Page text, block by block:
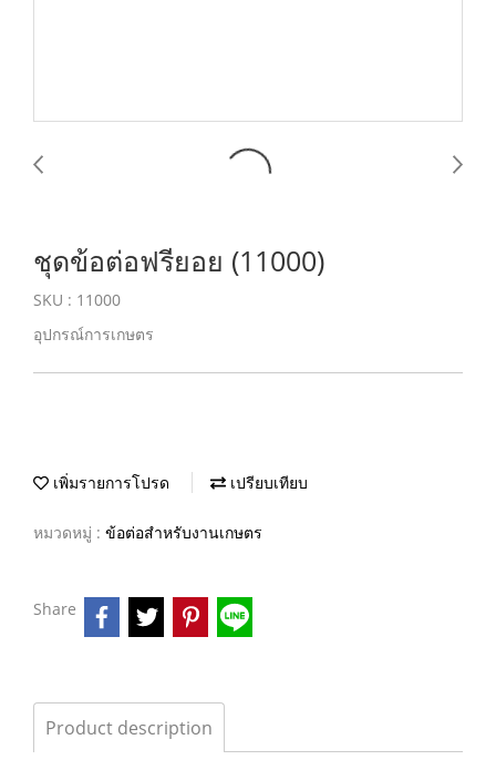
ชุดข้อต่อฟรียอย (11000)
SKU : 11000
อุปกรณ์การเกษตร
เพิ่มรายการโปรด เปรียบเทียบ
หมวดหมู่ : ข้อต่อสำหรับงานเกษตร
Share
Product description